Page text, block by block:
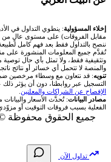
اكس تي بي XTB
انتراكتيف بروكرز IBKR
شركات تداول في
شركات تداول في
شركات تداول في
🇶🇦 بورصة قطر
🇯🇴 بورصة عمّان
🇧🇭 بورصة البحرين
📊 حاسبة قيمة
💰 حاسبة ربح
📌 حاسبة النقاط
📏 حاسبة حجم
✍️ اكتب تحليلك
🥇 سعر الذهب اليوم
🥇 أسعار الذهب
💱 أسعار العملات
💵 سعر الريال
📅 المؤشرات
من نحن
تواصل معنا
فريق المؤلفين
مقالات تعليمية
سياسة تقييم
إخلاء المسؤولية: ينطوي التداول في
مقابل الفروقات) على مستوى عالٍ من
ننصح بالتداول فقط بعد فهم كامل
تُقدَّم جميع المعلومات المنشورة على
وتثقيفية فقط، ولا تمثل بأي حال توصية
والمنصة لا تتحمل أي خسائر أو نتائج
تنويه: قد نتعاون مع وسطاء مرخصين
التسجيل عبر روابطنا، دون أن يؤثر ذلك
الإفصاح عن الشراكات والمعلنين
مصادر البيانات: تُحدَّث الأسعار
الفعلية بسبب فروقات التوقيت أو مزوّدي
جميع الحقوق محفوظة © 2026 البيت العربي
تداول الآن